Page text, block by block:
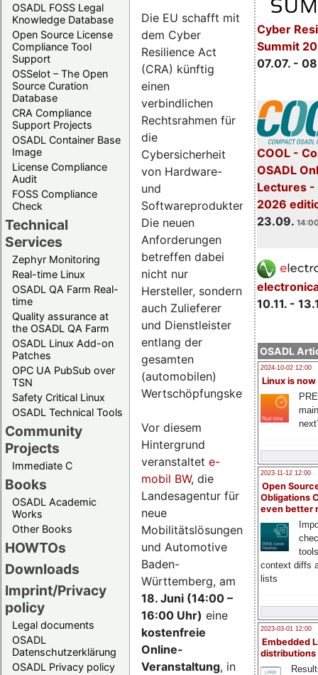
OSADL FOSS Legal
Knowledge Database
Open Source License
Compliance Tool
Support
OSSelot – The Open
Source Curation
Database
CRA Compliance
Support Projects
OSADL Container Base
Image
License Compliance
Audit
FOSS Compliance
Check
Technical
Services
Zephyr Monitoring
Real-time Linux
OSADL QA Farm Real-
time
Quality assurance at
the OSADL QA Farm
OSADL Linux Add-on
Patches
OPC UA PubSub over
TSN
Safety Critical Linux
OSADL Technical Tools
Community
Projects
Immediate C
Books
OSADL Academic
Works
Other Books
HOWTOs
Downloads
Imprint/Privacy
policy
Legal documents
OSADL
Datenschutzerklärung
OSADL Privacy policy
Cyber
Summit
07.07. -
COOL -
OSADL
Lectures -
2026
23.09.
10.11. -
OSADL
2024-10-02 12:00
Linux is now
2023-11-12 12:00
Open
Obligations
even better
context diffs
lists
2023-03-01 12:00
Embedded
distributions
Die EU schafft mit
dem Cyber
Resilience Act
(CRA) künftig
einen
verbindlichen
Rechtsrahmen für
die
Cybersicherheit
von Hardware-
und
Softwareprodukten.
Die neuen
Anforderungen
betreffen dabei
nicht nur
Hersteller, sondern
auch Zulieferer
und Dienstleister
entlang der
gesamten
(automobilen)
Wertschöpfungskette.
Vor diesem
Hintergrund
veranstaltet e-
mobil BW, die
Landesagentur für
neue
Mobilitätslösungen
und Automotive
Baden-
Württemberg, am
18. Juni (14:00 –
16:00 Uhr) eine
kostenfreie
Online-
Veranstaltung, in